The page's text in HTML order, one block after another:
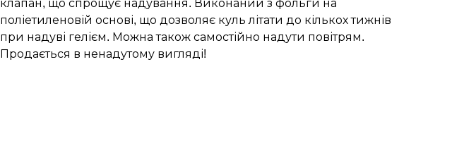
клапан, що спрощує надування. Виконаний з фольги на
поліетиленовій основі, що дозволяє куль літати до кількох тижнів
при надуві гелієм. Можна також самостійно надути повітрям.
Продається в ненадутому вигляді!